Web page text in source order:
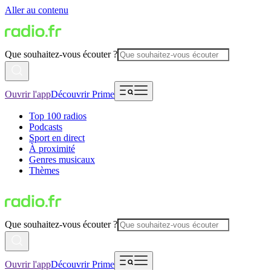
Aller au contenu
Que souhaitez-vous écouter ?
Ouvrir l'appDécouvrir Prime
Top 100 radios
Podcasts
Sport en direct
À proximité
Genres musicaux
Thèmes
Que souhaitez-vous écouter ?
Ouvrir l'appDécouvrir Prime